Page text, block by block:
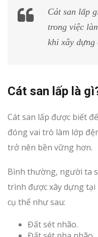
Cát san lấp
trong việc
khi xây dựng
Cát san lấp là
Cát san lấp được biết
đóng vai trò làm lớp
trở nên bền vững hơn.
Bình thường, người ta
trình được xây dựng tại
cụ thể như sau:
Đất sét nhão.